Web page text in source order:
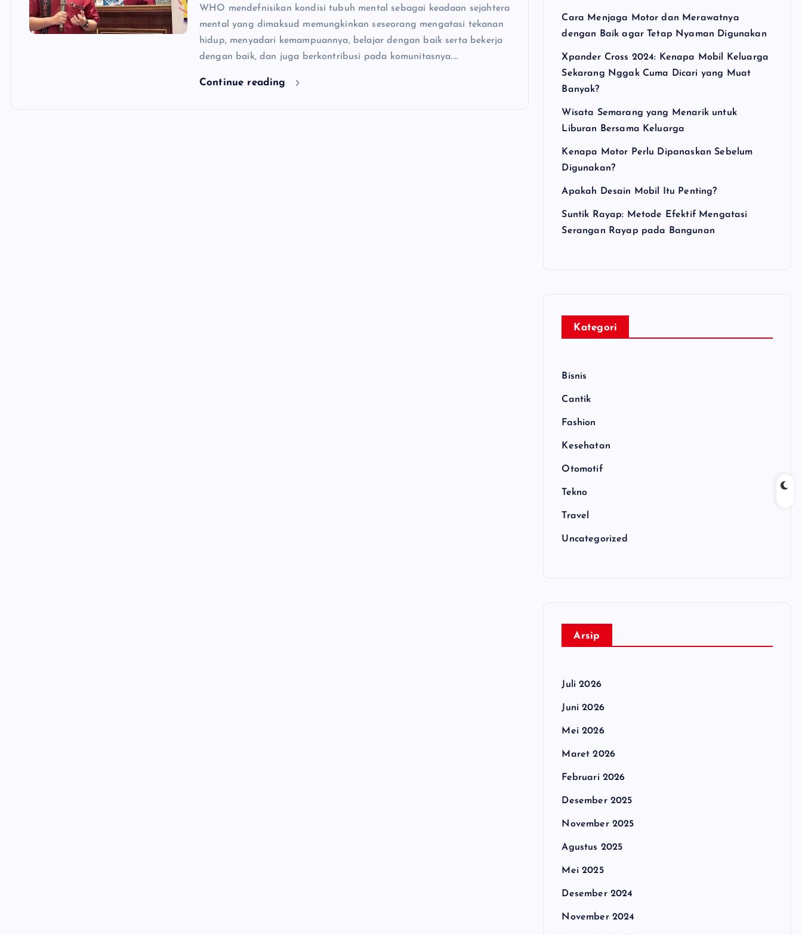
WHO mendefnisikan kondisi tubuh mental sebagai keadaan sejahtera
mental yang dimaksud memungkinkan seseorang mengatasi tekanan
hidup, menyadari kemampuannya, belajar dengan baik serta bekerja
dengan baik, dan juga berkontribusi pada komunitasnya.…
Continue reading
Cara Menjaga Motor dan Merawatnya
dengan Baik agar Tetap Nyaman Digunakan
Xpander Cross 2024: Kenapa Mobil Keluarga
Sekarang Nggak Cuma Dicari yang Muat
Banyak?
Wisata Semarang yang Menarik untuk
Liburan Bersama Keluarga
Kenapa Motor Perlu Dipanaskan Sebelum
Digunakan?
Apakah Desain Mobil Itu Penting?
Suntik Rayap: Metode Efektif Mengatasi
Serangan Rayap pada Bangunan
Kategori
Bisnis
Cantik
Fashion
Kesehatan
Otomotif
Tekno
Travel
Uncategorized
Arsip
Juli 2026
Juni 2026
Mei 2026
Maret 2026
Februari 2026
Desember 2025
November 2025
Agustus 2025
Mei 2025
Desember 2024
November 2024